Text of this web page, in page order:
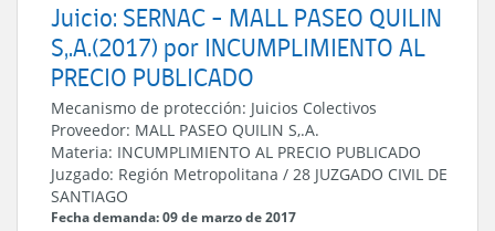
Juicio: SERNAC - MALL PASEO QUILIN
S,.A.(2017) por INCUMPLIMIENTO AL
PRECIO PUBLICADO
Mecanismo de protección: Juicios Colectivos
Proveedor: MALL PASEO QUILIN S,.A.
Materia: INCUMPLIMIENTO AL PRECIO PUBLICADO
Juzgado: Región Metropolitana / 28 JUZGADO CIVIL DE
SANTIAGO
Fecha demanda: 09 de marzo de 2017